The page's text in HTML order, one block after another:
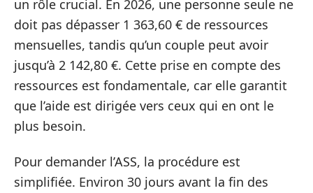
un rôle crucial. En 2026, une personne seule ne
doit pas dépasser 1 363,60 € de ressources
mensuelles, tandis qu’un couple peut avoir
jusqu’à 2 142,80 €. Cette prise en compte des
ressources est fondamentale, car elle garantit
que l’aide est dirigée vers ceux qui en ont le
plus besoin.
Pour demander l’ASS, la procédure est
simplifiée. Environ 30 jours avant la fin des